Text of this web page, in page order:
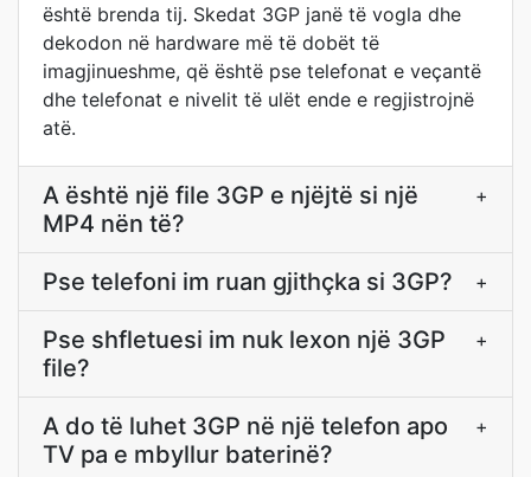
është brenda tij. Skedat 3GP janë të vogla dhe
dekodon në hardware më të dobët të
imagjinueshme, që është pse telefonat e veçantë
dhe telefonat e nivelit të ulët ende e regjistrojnë
atë.
A është një file 3GP e njëjtë si një
MP4 nën të?
+
Pse telefoni im ruan gjithçka si 3GP? +
Pse shfletuesi im nuk lexon një 3GP
file?
+
A do të luhet 3GP në një telefon apo
TV pa e mbyllur baterinë?
+